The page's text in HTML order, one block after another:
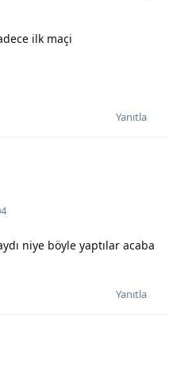
ilk maçi
Yanıtla
niye böyle yaptılar acaba
Yanıtla